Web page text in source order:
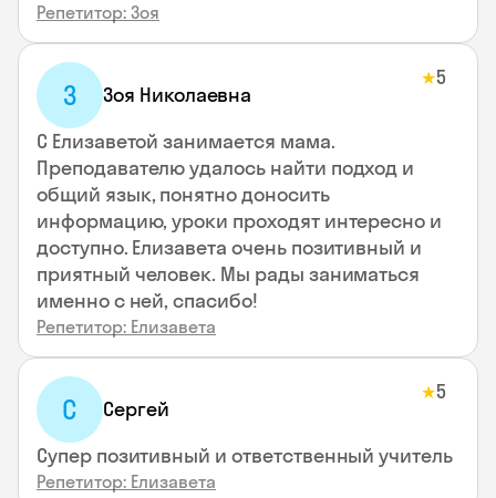
Репетитор: Зоя
З Зоя Николаевна
★5
С Елизаветой занимается мама.
Преподавателю удалось найти подход и
общий язык, понятно доносить
информацию, уроки проходят интересно и
доступно. Елизавета очень позитивный и
приятный человек. Мы рады заниматься
именно с ней, спасибо!
Репетитор: Елизавета
С Сергей
★5
Супер позитивный и ответственный учитель
Репетитор: Елизавета